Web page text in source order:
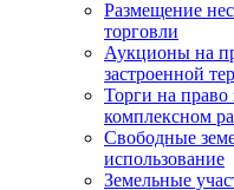
Размещение
торговли
Аукционы на
застроенной
Торги на право
комплексном
Свободные
использование
Земельные